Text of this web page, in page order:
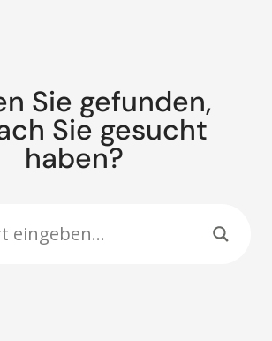
Sie gefunden,
Sie gesucht
haben?